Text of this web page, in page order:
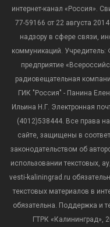
интернет-канал «Россия».
77-59166 от 22 августа
надзору в сфере связи,
коммуникаций. Учредитель:
предприятие
радиовещательная
ГИК "Россия" - Панина
Ильина Н.Г. Электронная
(4012)538444. Все права
сайте, защищены в
законодательством об
использовании текстовых,
vesti-kaliningrad.ru
текстовых материалов в
обязательна. Поддержка и
ГТРК «Калининград»,